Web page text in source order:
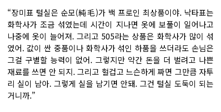
“장미표 털실은 순모(純毛)가 백 프로인 최상품이야. 낙타표는
화학사가 조금 섞였는데 시간이 지나면 옷에 보풀이 일어나고
나중에 옷이 늘어져. 그리고 505라는 상품은 화학사가 많이 섞
였어. 값이 싼 중품이나 화학사가 섞인 하품을 쓰더라도 손님은
그걸 구별할 능력이 없어. 그렇지만 약간 돈을 더 벌려고 나쁜
재료를 쓰면 안 되지. 그리고 헐겁고 느슨하게 짜면 그만큼 자투
리 실이 남아. 그렇게 실을 남기면 안돼. 그건 털실 도둑이 되는
거니까.”